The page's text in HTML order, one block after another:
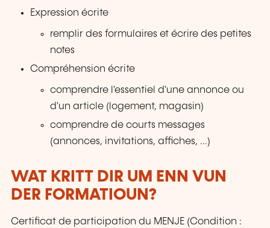
Expression écrite
remplir des formulaires et écrire des petites
notes
Compréhension écrite
comprendre l'essentiel d'une annonce ou
d'un article (logement, magasin)
comprendre de courts messages
(annonces, invitations, affiches, ...)
WAT KRITT DIR UM ENN VUN
DER FORMATIOUN?
Certificat de participation du MENJE (Condition :